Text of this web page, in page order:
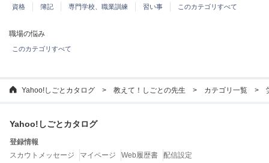
資格 簿記 専門学校、職業訓練 習い事 このカテゴリすべて
職場の悩み
このカテゴリすべて
Yahoo!しごとカタログ 教えて！しごとの先生 カテゴリ一覧
Yahoo!しごとカタログ
登録情報
スカウトメッセージ
マイページ Web履歴書 配信設定